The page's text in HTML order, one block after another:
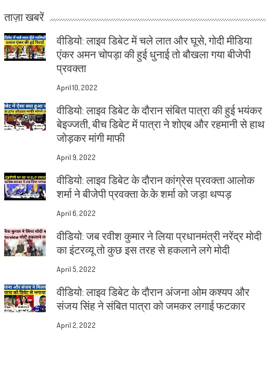
ताज़ा खबरें
वीडियो: लाइव डिबेट में चले लात और घूसे, गोदी मीडिया
एंकर अमन चोपड़ा की हुई धुनाई तो बौखला गया बीजेपी
प्रवक्ता
April 10, 2022
वीडियो: लाइव डिबेट के दौरान संबित पात्रा की हुई भयंकर
बेइज्जती, बीच डिबेट में पात्रा ने शोएब और रहमानी से हाथ
जोड़कर मांगी माफी
April 9, 2022
वीडियो: लाइव डिबेट के दौरान कांग्रेस प्रवक्ता आलोक
शर्मा ने बीजेपी प्रवक्ता के.के शर्मा को जड़ा थप्पड़
April 6, 2022
वीडियो: जब रवीश कुमार ने लिया प्रधानमंत्री नरेंद्र मोदी
का इंटरव्यू तो कुछ इस तरह से हकलाने लगे मोदी
April 5, 2022
वीडियो: लाइव डिबेट के दौरान अंजना ओम कश्यप और
संजय सिंह ने संबित पात्रा को जमकर लगाई फटकार
April 2, 2022